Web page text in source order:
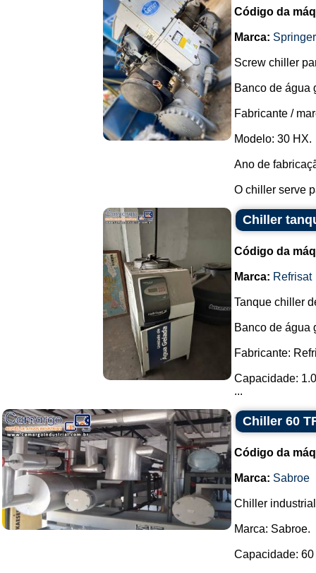
Código da
Marca:
Screw chiller
Banco de água
Fabricante /
Modelo: 30 HX.
Ano de
O chiller serve
Chiller
Código da
Marca: Refrisat
Tanque chiller
Banco de água
Fabricante:
Capacidade:
...
Chiller 60
Código da
Marca: Sabroe
Chiller
Marca: Sabroe.
Capacidade: 60